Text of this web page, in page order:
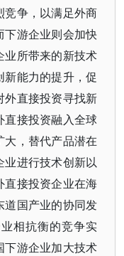
竞争，以满足外商
下游企业则会加快
业所带来的新技术
能力的提升，促
外直接投资寻找新
直接投资融入全球
，替代产品潜在
进行技术创新以
直接投资企业在海
道国产业的协同发
相抗衡的竞争实
下游企业加大技术